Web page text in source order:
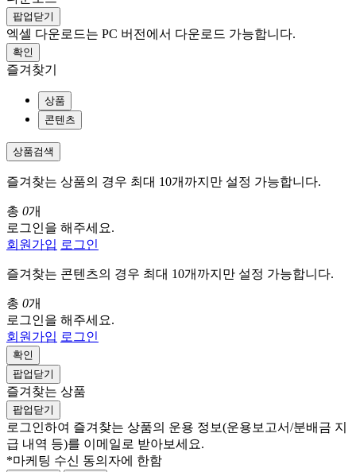
팝업닫기
엑셀 다운로드는 PC 버전에서 다운로드 가능합니다.
확인
즐겨찾기
상품
콘텐츠
상품검색
즐겨찾는 상품의 경우 최대 10개까지만 설정 가능합니다.
총 0개
로그인을 해주세요.
회원가입 로그인
즐겨찾는 콘텐츠의 경우 최대 10개까지만 설정 가능합니다.
총 0개
로그인을 해주세요.
회원가입 로그인
확인
팝업닫기
즐겨찾는 상품
팝업닫기
로그인하여 즐겨찾는 상품의 운용 정보(운용보고서/분배금 지
급 내역 등)를 이메일로 받아보세요.
*마케팅 수신 동의자에 한함